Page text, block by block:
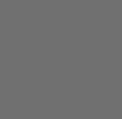
Ik ga ermee akkoord
winkelmandje. Deze
*De kortingsbon is